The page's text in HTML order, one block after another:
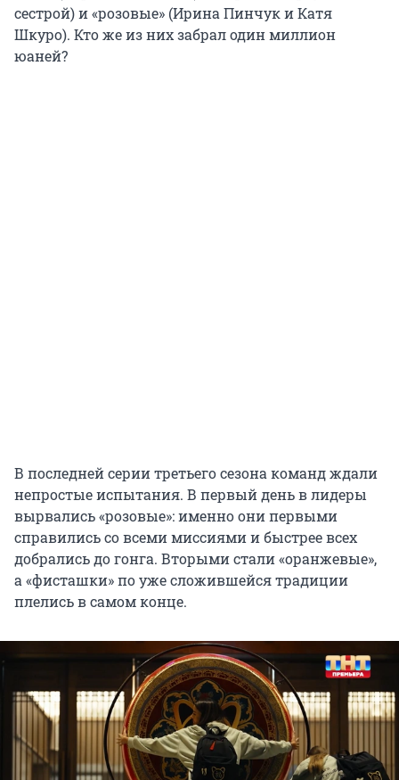
сестрой) и «розовые» (Ирина Пинчук и Катя
Шкуро). Кто же из них забрал один миллион
юаней?
В последней серии третьего сезона команд ждали
непростые испытания. В первый день в лидеры
вырвались «розовые»: именно они первыми
справились со всеми миссиями и быстрее всех
добрались до гонга. Вторыми стали «оранжевые»,
а «фисташки» по уже сложившейся традиции
плелись в самом конце.